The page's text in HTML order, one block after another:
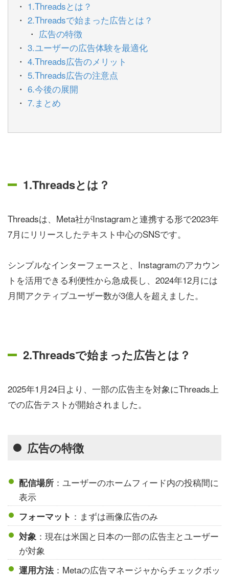
1.Threadsとは？
2.Threadsで始まった広告とは？
広告の特徴
3.ユーザーの広告体験を最適化
4.Threads広告のメリット
5.Threads広告の注意点
6.今後の展開
7.まとめ
1.Threadsとは？
Threadsは、Meta社がInstagramと連携する形で2023年
7月にリリースしたテキスト中心のSNSです。
シンプルなインターフェースと、Instagramのアカウン
トを活用できる利便性から急成長し、2024年12月には
月間アクティブユーザー数が3億人を超えました。
2.Threadsで始まった広告とは？
2025年1月24日より、一部の広告主を対象にThreads上
での広告テストが開始されました。
広告の特徴
配信場所 ：ユーザーのホームフィード内の投稿間に
表示
フォーマット ：まずは画像広告のみ
対象 ：現在は米国と日本の一部の広告主とユーザー
が対象
運用方法 ：Metaの広告マネージャからチェックボッ